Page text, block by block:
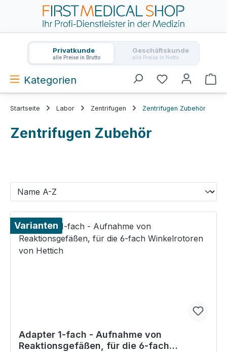
Zum Hauptinhalt springen
Privatkunde
alle Preise in Brutto
Geschäftskunde
alle Preise in Netto
Kategorien
Startseite Labor Zentrifugen Zentrifugen Zubehör
Zentrifugen Zubehör
Varianten
Adapter 1-fach - Aufnahme von
Reaktionsgefäßen, für die 6-fach